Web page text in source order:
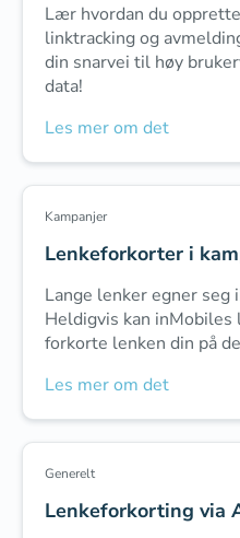
Lær hvordan du
linktracking og
din snarvei til høy
data!
Les mer om det
Kampanjer
Lenkeforkorter i
Lange lenker egner
Heldigvis kan
forkorte lenken din på
Les mer om det
Generelt
Lenkeforkorting via